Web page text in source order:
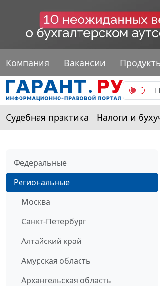
Компания Вакансии
Судебная практика Налоги и
Федеральные
Региональные
Москва
Санкт-Петербург
Алтайский край
Амурская область
Архангельская область